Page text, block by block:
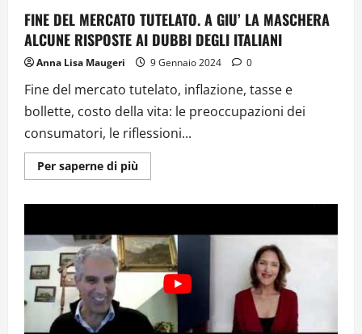
FINE DEL MERCATO TUTELATO. A GIU’ LA MASCHERA
ALCUNE RISPOSTE AI DUBBI DEGLI ITALIANI
Anna Lisa Maugeri 9 Gennaio 2024 0
Fine del mercato tutelato, inflazione, tasse e
bollette, costo della vita: le preoccupazioni dei
consumatori, le riflessioni...
Per saperne di piùUlteriori
informazioni
TUTELATO.
A
GIU’
LA
MASCHERA
ALCUNE
RISPOSTE
AI
DUBBI